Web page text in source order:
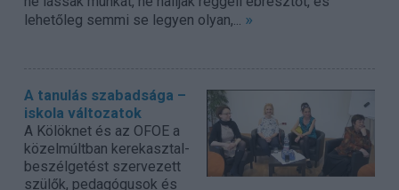
lehetőleg semmi se legyen olyan,... »
A tanulás szabadsága –
iskola változatok
A Kölöknet és az OFOE a
közelmúltban kerekasztal-
beszélgetést szervezett
szülők, pedagógusok és